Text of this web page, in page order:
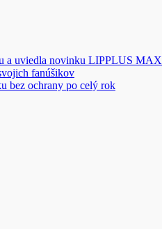
a uviedla novinku LIPPLUS MAX
fanúšikov
bez ochrany po celý rok